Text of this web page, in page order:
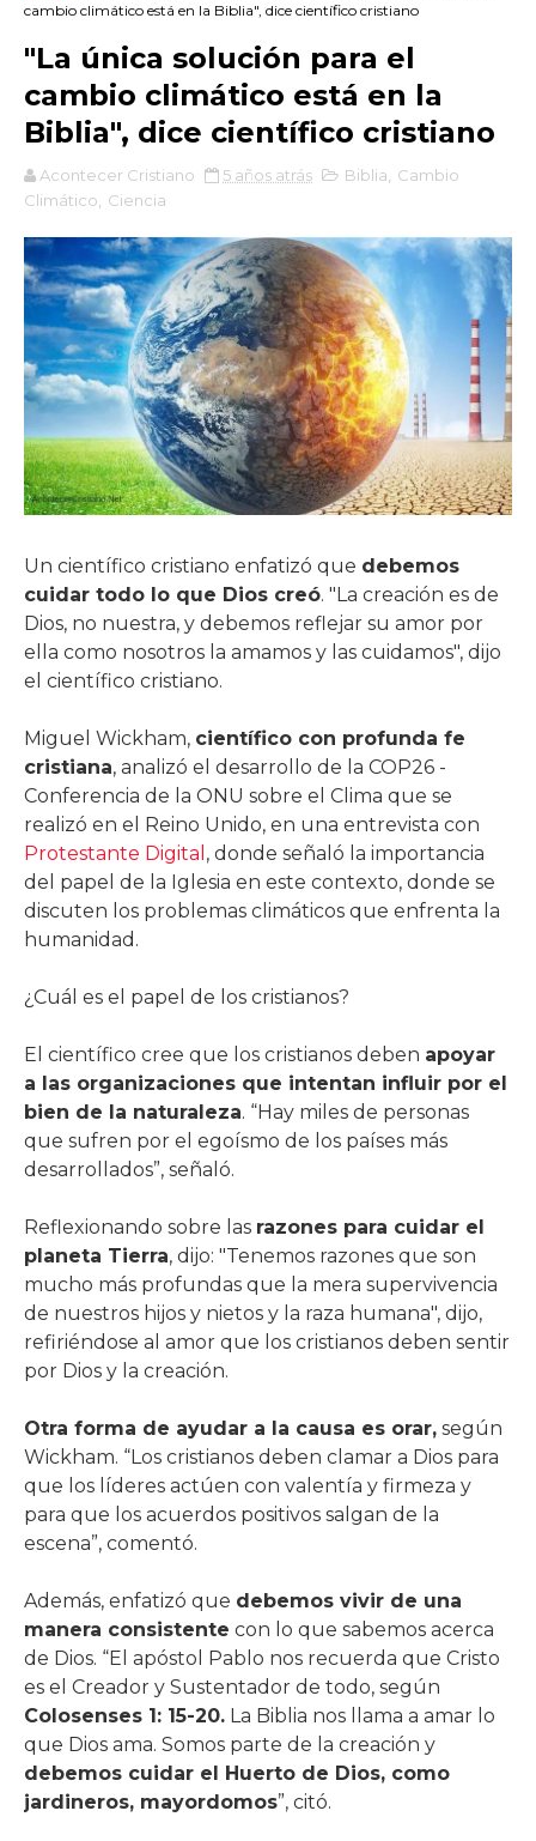
cambio climático está en la Biblia", dice científico cristiano
"La única solución para el
cambio climático está en la
Biblia", dice científico cristiano
Acontecer Cristiano 5 años atrás Biblia
Cambio
Climático
Ciencia
Un científico cristiano enfatizó que debemos
cuidar todo lo que Dios creó. "La creación es de
Dios, no nuestra, y debemos reflejar su amor por
ella como nosotros la amamos y las cuidamos", dijo
el científico cristiano.
Miguel Wickham, científico con profunda fe
cristiana, analizó el desarrollo de la COP26 -
Conferencia de la ONU sobre el Clima que se
realizó en el Reino Unido, en una entrevista con
Protestante Digital , donde señaló la importancia
del papel de la Iglesia en este contexto, donde se
discuten los problemas climáticos que enfrenta la
humanidad.
¿Cuál es el papel de los cristianos?
El científico cree que los cristianos deben apoyar
a las organizaciones que intentan influir por el
bien de la naturaleza. “Hay miles de personas
que sufren por el egoísmo de los países más
desarrollados”, señaló.
Reflexionando sobre las razones para cuidar el
planeta Tierra, dijo: "Tenemos razones que son
mucho más profundas que la mera supervivencia
de nuestros hijos y nietos y la raza humana", dijo,
refiriéndose al amor que los cristianos deben sentir
por Dios y la creación.
Otra forma de ayudar a la causa es orar, según
Wickham. “Los cristianos deben clamar a Dios para
que los líderes actúen con valentía y firmeza y
para que los acuerdos positivos salgan de la
escena”, comentó.
Además, enfatizó que debemos vivir de una
manera consistente con lo que sabemos acerca
de Dios. “El apóstol Pablo nos recuerda que Cristo
es el Creador y Sustentador de todo, según
Colosenses 1: 15-20. La Biblia nos llama a amar lo
que Dios ama. Somos parte de la creación y
debemos cuidar el Huerto de Dios, como
jardineros, mayordomos”, citó.